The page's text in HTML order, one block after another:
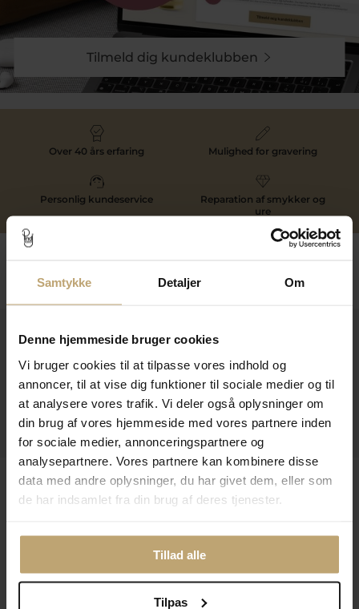
Samtykke Detaljer Om
Denne hjemmeside bruger cookies
Vi bruger cookies til at tilpasse vores indhold og
annoncer, til at vise dig funktioner til sociale medier og til
at analysere vores trafik. Vi deler også oplysninger om
din brug af vores hjemmeside med vores partnere inden
for sociale medier, annonceringspartnere og
analysepartnere. Vores partnere kan kombinere disse
data med andre oplysninger, du har givet dem, eller som
de har indsamlet fra din brug af deres tjenester.
Tillad alle
Tilpas
Tilmeld dig kundeklubben
Over 40 års erfaring Mulighed for gravering
Personlig kundeservice
Reparation af smykker og
ure
Kontakt
Åbningstider I Butikken
Information
Praktiske Sider
Leveringsmuligheder